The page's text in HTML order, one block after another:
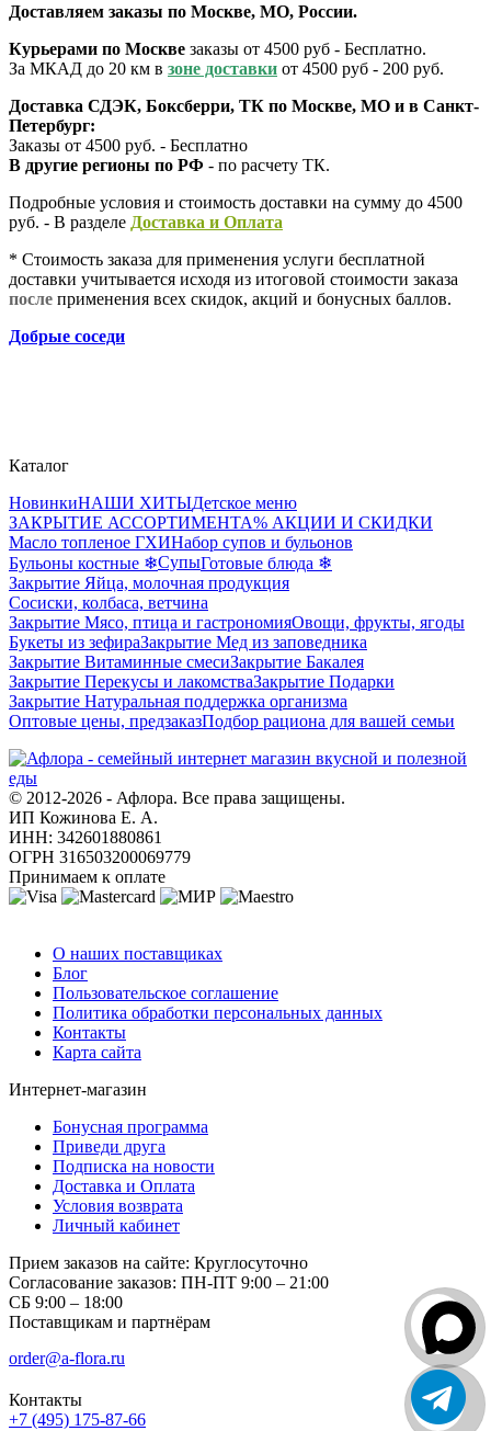
Доставляем заказы по Москве, МО, России.
Курьерами по Москве заказы от 4500 руб - Бесплатно.
За МКАД до 20 км в зоне доставки от 4500 руб - 200 руб.
Доставка СДЭК, Боксберри, ТК по Москве, МО и в Санкт-
Петербург:
Заказы от 4500 руб. - Бесплатно
В другие регионы по РФ - по расчету ТК.
Подробные условия и стоимость доставки на сумму до 4500
руб. - В разделе Доставка и Оплата
* Стоимость заказа для применения услуги бесплатной
доставки учитывается исходя из итоговой стоимости заказа
после применения всех скидок, акций и бонусных баллов.
Добрые соседи
Каталог
НовинкиНАШИ ХИТЫДетское меню
ЗАКРЫТИЕ АССОРТИМЕНТА% АКЦИИ И СКИДКИ
Масло топленое ГХИНабор супов и бульонов
Бульоны костные ❄СупыГотовые блюда ❄
Закрытие Яйца, молочная продукция
Сосиски, колбаса, ветчина
Закрытие Мясо, птица и гастрономияОвощи, фрукты, ягоды
Букеты из зефираЗакрытие Мед из заповедника
Закрытие Витаминные смесиЗакрытие Бакалея
Закрытие Перекусы и лакомстваЗакрытие Подарки
Закрытие Натуральная поддержка организма
Оптовые цены, предзаказПодбор рациона для вашей семьи
© 2012-2026 - Афлора. Все права защищены.
ИП Кожинова Е. А.
ИНН: 342601880861
ОГРН 316503200069779
Принимаем к оплате
О наших поставщиках
Блог
Пользовательское соглашение
Политика обработки персональных данных
Контакты
Карта сайта
Интернет-магазин
Бонусная программа
Приведи друга
Подписка на новости
Доставка и Оплата
Условия возврата
Личный кабинет
Прием заказов на сайте: Круглосуточно
Согласование заказов: ПН-ПТ 9:00 – 21:00
СБ 9:00 – 18:00
Поставщикам и партнёрам
order@a-flora.ru
Контакты
+7 (495) 175-87-66